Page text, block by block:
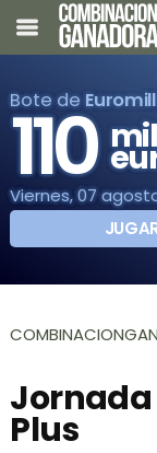
Bote de
110
Viernes, 07
Jornada
Plus